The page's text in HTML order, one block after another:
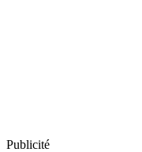
Publicité